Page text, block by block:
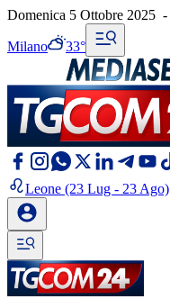
Domenica 5 Ottobre 2025 -
Milano 33°
Leone (23 Lug - 23 Ago)